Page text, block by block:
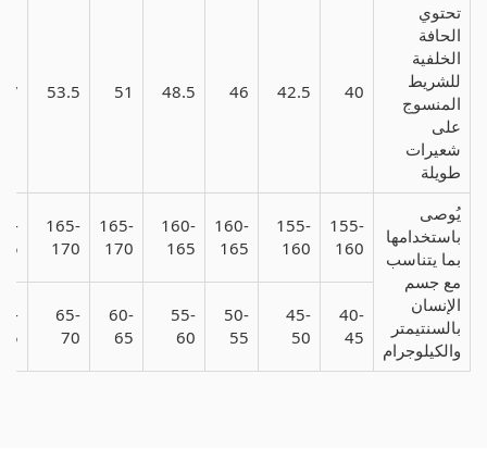
تحتوي
الحافة
الخلفية
للشريط
المنسوج
على
شعيرات
طويلة
40
42.5
46
48.5
51
53.5
57
يُوصى
باستخدامها
بما يتناسب
مع جسم
الإنسان
بالسنتيمتر
والكيلوجرام
155-
160
155-
160
160-
165
160-
165
165-
170
165-
170
40-
45
45-
50
50-
55
55-
60
60-
65
65-
70
75